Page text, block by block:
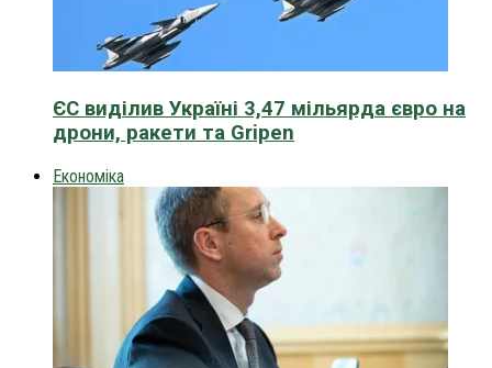
ЄС виділив Україні 3,47 мільярда євро на
дрони, ракети та Gripen
Економіка